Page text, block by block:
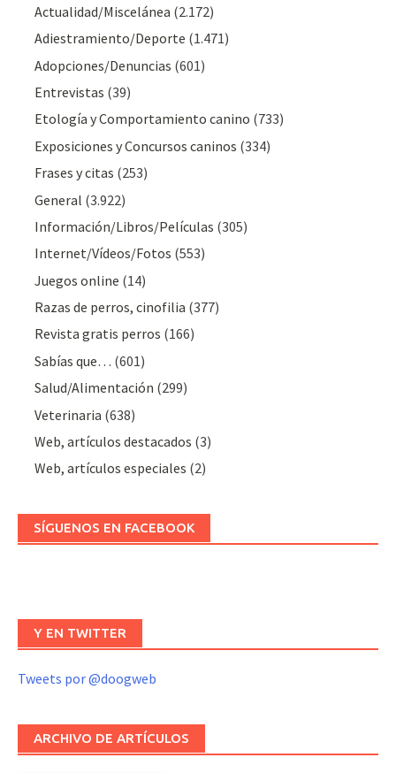
Actualidad/Miscelánea (2.172)
Adiestramiento/Deporte (1.471)
Adopciones/Denuncias (601)
Entrevistas (39)
Etología y Comportamiento canino (733)
Exposiciones y Concursos caninos (334)
Frases y citas (253)
General (3.922)
Información/Libros/Películas (305)
Internet/Vídeos/Fotos (553)
Juegos online (14)
Razas de perros, cinofilia (377)
Revista gratis perros (166)
Sabías que… (601)
Salud/Alimentación (299)
Veterinaria (638)
Web, artículos destacados (3)
Web, artículos especiales (2)
SÍGUENOS EN FACEBOOK
Y EN TWITTER
Tweets por @doogweb
ARCHIVO DE ARTÍCULOS